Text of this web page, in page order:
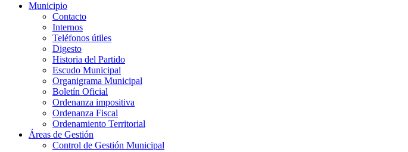
Municipio
Contacto
Internos
Teléfonos útiles
Digesto
Historia del Partido
Escudo Municipal
Organigrama Municipal
Boletín Oficial
Ordenanza impositiva
Ordenanza Fiscal
Ordenamiento Territorial
Áreas de Gestión
Control de Gestión Municipal